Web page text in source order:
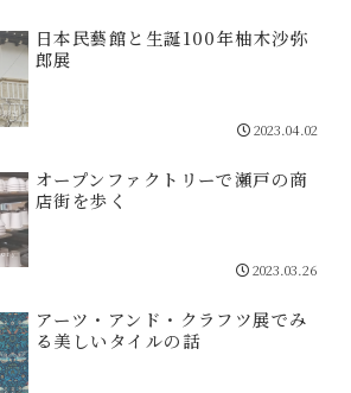
日本民藝館と生誕100年柚木沙弥
郎展
2023.04.02
オープンファクトリーで瀬戸の商
店街を歩く
2023.03.26
アーツ・アンド・クラフツ展でみ
る美しいタイルの話